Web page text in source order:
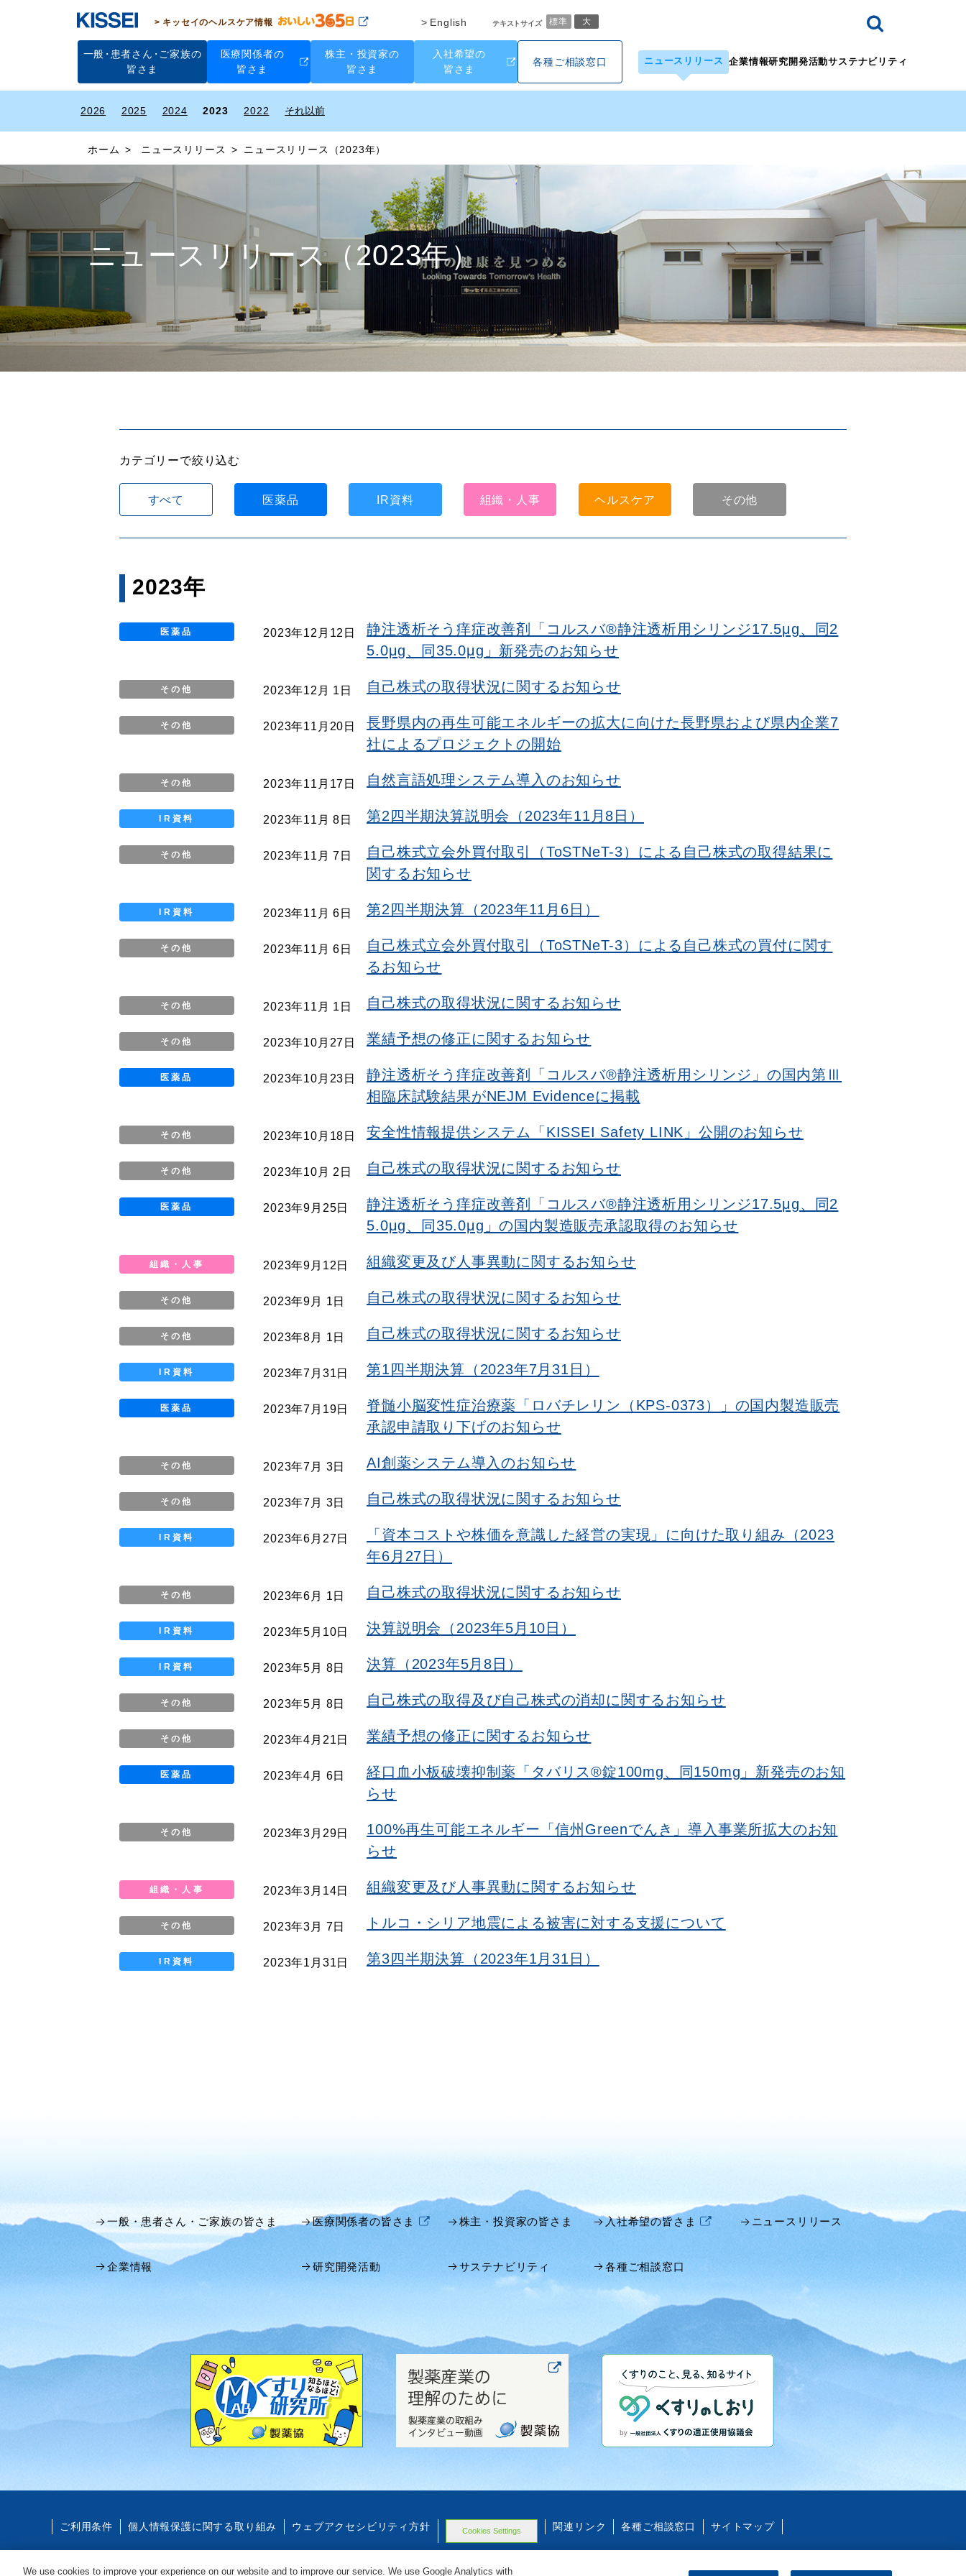
キッセイのヘルスケア情報 English テキストサイズ 標準 大
一般・患者さん・ご家族の
皆さま
医療関係者の
皆さま
株主・投資家の
皆さま
入社希望の
皆さま
各種ご相談窓口 ニュースリリース 企業情報研究開発活動サステナビリティ
2026 2025 2024 2023 2022
ホーム ニュースリリース ニュースリリース（2023年）
ニュースリリース（2023年）
カテゴリーで絞り込む
すべて 医薬品 IR資料 組織・人事 ヘルスケア その他
2023年
医薬品 2023年12月12日
静注透析そう痒症改善剤「コルスバ®静注透析用シリンジ17.5μg、同2
5.0μg、同35.0μg」新発売のお知らせ
その他 2023年12月 1日 自己株式の取得状況に関するお知らせ
その他 2023年11月20日
長野県内の再生可能エネルギーの拡大に向けた長野県および県内企業7
社によるプロジェクトの開始
その他 2023年11月17日 自然言語処理システム導入のお知らせ
IR資料 2023年11月 8日 第2四半期決算説明会（2023年11月8日）
その他 2023年11月 7日
自己株式立会外買付取引（ToSTNeT-3）による自己株式の取得結果に
関するお知らせ
IR資料 2023年11月 6日 第2四半期決算（2023年11月6日）
その他 2023年11月 6日
自己株式立会外買付取引（ToSTNeT-3）による自己株式の買付に関す
るお知らせ
その他 2023年11月 1日 自己株式の取得状況に関するお知らせ
その他 2023年10月27日 業績予想の修正に関するお知らせ
医薬品 2023年10月23日
静注透析そう痒症改善剤「コルスバ®静注透析用シリンジ」の国内第Ⅲ
相臨床試験結果がNEJM Evidenceに掲載
その他 2023年10月18日 安全性情報提供システム「KISSEI Safety LINK」公開のお知らせ
その他 2023年10月 2日 自己株式の取得状況に関するお知らせ
医薬品 2023年9月25日
静注透析そう痒症改善剤「コルスバ®静注透析用シリンジ17.5μg、同2
5.0μg、同35.0μg」の国内製造販売承認取得のお知らせ
組織・人事 2023年9月12日 組織変更及び人事異動に関するお知らせ
その他 2023年9月 1日 自己株式の取得状況に関するお知らせ
その他 2023年8月 1日 自己株式の取得状況に関するお知らせ
IR資料 2023年7月31日 第1四半期決算（2023年7月31日）
医薬品 2023年7月19日
脊髄小脳変性症治療薬「ロバチレリン（KPS-0373）」の国内製造販売
承認申請取り下げのお知らせ
その他 2023年7月 3日 AI創薬システム導入のお知らせ
その他 2023年7月 3日 自己株式の取得状況に関するお知らせ
IR資料 2023年6月27日
「資本コストや株価を意識した経営の実現」に向けた取り組み（2023
年6月27日）
その他 2023年6月 1日 自己株式の取得状況に関するお知らせ
IR資料 2023年5月10日 決算説明会（2023年5月10日）
IR資料 2023年5月 8日 決算（2023年5月8日）
その他 2023年5月 8日 自己株式の取得及び自己株式の消却に関するお知らせ
その他 2023年4月21日 業績予想の修正に関するお知らせ
医薬品 2023年4月 6日
経口血小板破壊抑制薬「タバリス®錠100mg、同150mg」新発売のお知
らせ
その他 2023年3月29日
100%再生可能エネルギー「信州Greenでんき」導入事業所拡大のお知
らせ
組織・人事 2023年3月14日 組織変更及び人事異動に関するお知らせ
その他 2023年3月 7日 トルコ・シリア地震による被害に対する支援について
IR資料 2023年1月31日 第3四半期決算（2023年1月31日）
一般・患者さん・ご家族の皆さま 医療関係者の皆さま 株主・投資家の皆さま 入社希望の皆さま ニュースリリース
企業情報 研究開発活動 サステナビリティ 各種ご相談窓口
ご利用条件 個人情報保護に関する取り組み ウェブアクセシビリティ方針 Cookies Settings 関連リンク 各種ご相談窓口 サイトマップ
We use cookies to improve your experience on our website and to improve our service. We use Google Analytics with